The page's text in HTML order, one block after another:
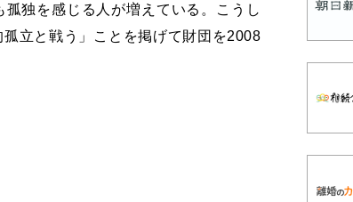
独を感じる人が増えている。こうし
立と戦う」ことを掲げて財団を2008